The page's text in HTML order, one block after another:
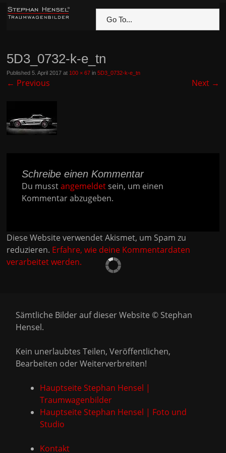
Go To...
5D3_0732-k-e_tn
Published5. April 2017 at 100 × 67 in5D3_0732-k-e_tn
← Previous Next →
Schreibe einen Kommentar
Du musstangemeldet sein, um einen
Kommentar abzugeben.
Diese Website verwendet Akismet, um Spam zu
reduzieren. Erfahre, wie deine Kommentardaten
verarbeitet werden.
Sämtliche Bilder auf dieser Website © Stephan
Hensel.
Kein unerlaubtes Teilen, Veröffentlichen,
Bearbeiten oder Weiterverbreiten!
Hauptseite Stephan Hensel |
Traumwagenbilder
Hauptseite Stephan Hensel | Foto und
Studio
Kontakt